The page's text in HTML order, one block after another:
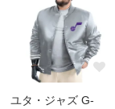
ユタ・ジャズ G-